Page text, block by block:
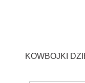
KOWBOJKI